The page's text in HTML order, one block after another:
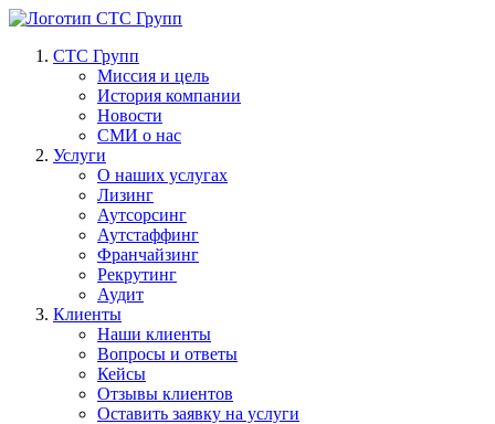
СТС Групп
Миссия и цель
История компании
Новости
СМИ о нас
Услуги
О наших услугах
Лизинг
Аутсорсинг
Аутстаффинг
Франчайзинг
Рекрутинг
Аудит
Клиенты
Наши клиенты
Вопросы и ответы
Кейсы
Отзывы клиентов
Оставить заявку на услуги